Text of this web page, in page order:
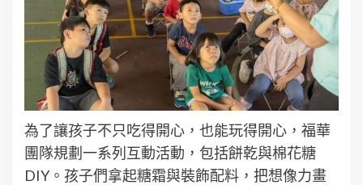
為了讓孩子不只吃得開心，也能玩得開心，福華
團隊規劃一系列互動活動，包括餅乾與棉花糖
DIY。孩子們拿起糖霜與裝飾配料，把想像力畫